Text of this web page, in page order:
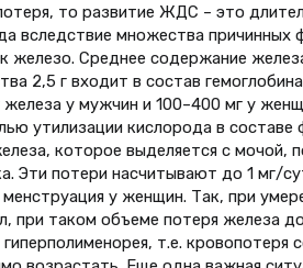
то развитие ЖДС – это
вследствие множества причинных
железо. Среднее содержание
2,5 г входит в состав
у мужчин и 100–400 мг у
утилизации кислорода в
которое выделяется с мочой,
Эти потери насчитывают до 1 мг/
у женщин. Так, при
при таком объеме потеря железа
т.е. кровопотеря